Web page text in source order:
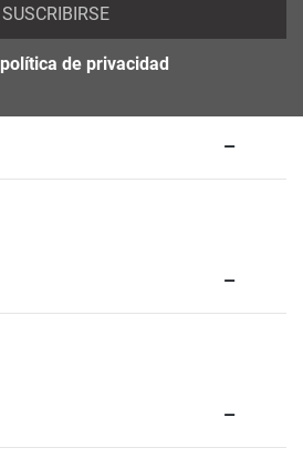
SUSCRIBIRSE
política de privacidad